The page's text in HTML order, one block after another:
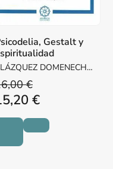
Gestalt y
DOMENECH,
€
€